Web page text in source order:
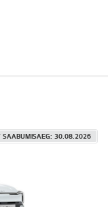
SAABUMISAEG: 30.08.2026